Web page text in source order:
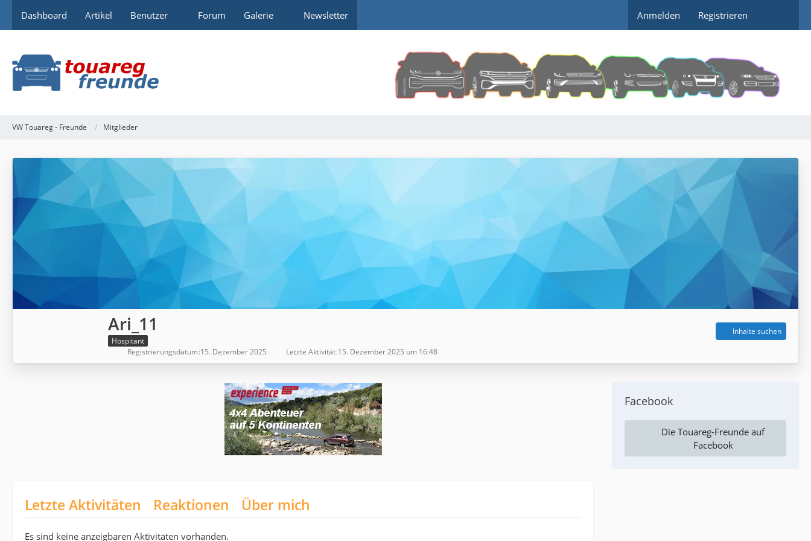
Dashboard Artikel Benutzer Forum Galerie Newsletter Anmelden Registrieren
VW Touareg - Freunde Mitglieder
Ari_11
Hospitant
Inhalte suchen
Registrierungsdatum 15. Dezember 2025 Letzte Aktivität 15. Dezember 2025 um 16:48
Letzte Aktivitäten Reaktionen Über mich
Es sind keine anzeigbaren Aktivitäten vorhanden.
Facebook
Die Touareg-Freunde auf
Facebook